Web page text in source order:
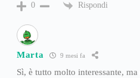
0 Rispondi
Marta 9 mesi fa
Sì, è tutto molto interessante,